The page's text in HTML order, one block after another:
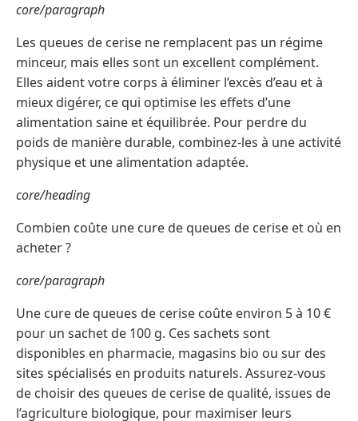
core/paragraph
Les queues de cerise ne remplacent pas un régime
minceur, mais elles sont un excellent complément.
Elles aident votre corps à éliminer l’excès d’eau et à
mieux digérer, ce qui optimise les effets d’une
alimentation saine et équilibrée. Pour perdre du
poids de manière durable, combinez-les à une activité
physique et une alimentation adaptée.
core/heading
Combien coûte une cure de queues de cerise et où en
acheter ?
core/paragraph
Une cure de queues de cerise coûte environ 5 à 10 €
pour un sachet de 100 g. Ces sachets sont
disponibles en pharmacie, magasins bio ou sur des
sites spécialisés en produits naturels. Assurez-vous
de choisir des queues de cerise de qualité, issues de
l’agriculture biologique, pour maximiser leurs